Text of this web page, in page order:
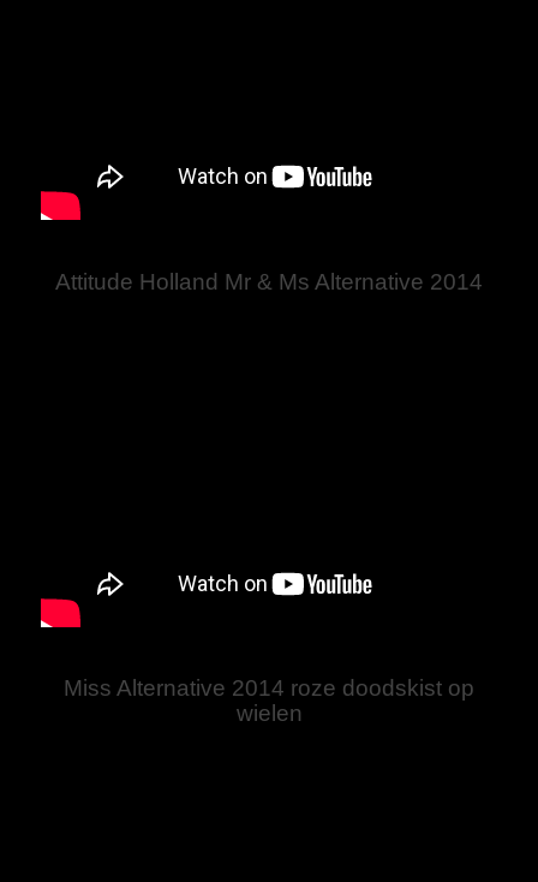
Attitude Holland Mr & Ms Alternative 2014
Miss Alternative 2014 roze doodskist op
wielen